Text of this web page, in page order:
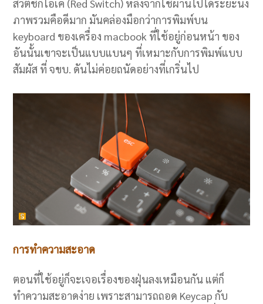
สวิตช์ก็โอเค (Red Switch) หลังจากใช้ผ่านไปได้ระยะนึง
ภาพรวมคือดีมาก มันคล่องมือกว่าการพิมพ์บน
keyboard ของเครื่อง macbook ที่ใช้อยู่ก่อนหน้า ของ
อันนั้นเขาจะเป็นแบบแบนๆ ที่เหมาะกับการพิมพ์แบบ
สัมผัส ที่ จขบ. ดันไม่ค่อยถนัดอย่างที่เกริ่นไป
การทำความสะอาด
ตอนที่ใช้อยู่ก็จะเจอเรื่องของฝุ่นลงเหมือนกัน แต่ก็
ทำความสะอาดง่าย เพราะสามารถถอด Keycap กับ